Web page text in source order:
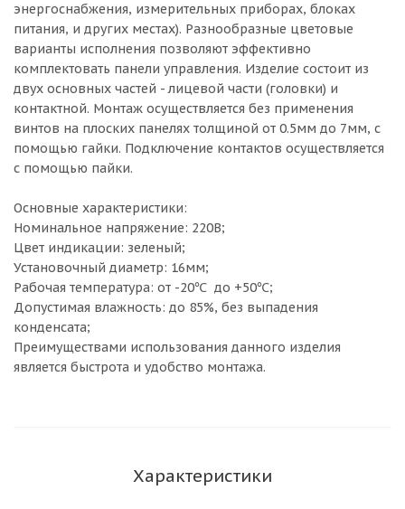
энергоснабжения, измерительных приборах, блоках
питания, и других местах). Разнообразные цветовые
варианты исполнения позволяют эффективно
комплектовать панели управления. Изделие состоит из
двух основных частей - лицевой части (головки) и
контактной. Монтаж осуществляется без применения
винтов на плоских панелях толщиной от 0.5мм до 7мм, с
помощью гайки. Подключение контактов осуществляется
с помощью пайки.
Основные характеристики:
Номинальное напряжение: 220В;
Цвет индикации: зеленый;
Установочный диаметр: 16мм;
Рабочая температура: от -20℃ до +50℃;
Допустимая влажность: до 85%, без выпадения
конденсата;
Преимуществами использования данного изделия
является быстрота и удобство монтажа.
Характеристики